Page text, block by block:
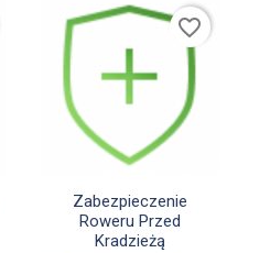
Szybki podgląd
Zabezpieczenie
Roweru Przed
Kradzieżą
favorite_border